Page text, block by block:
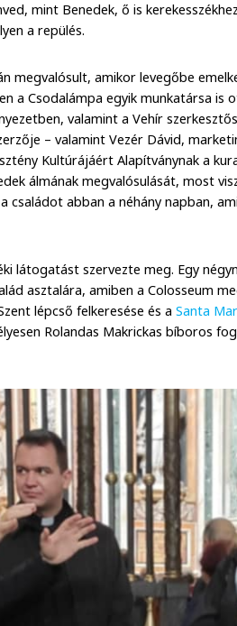
mint Benedek, ő is
a repülés.
megvalósult, amikor levegőbe
a Csodalámpa egyik munkatársa is
valamint a Vehír
– valamint Vezér Dávid,
Kultúrájáért Alapítványnak a
álmának megvalósulását, most
családot abban a néhány napban,
látogatást szervezte meg. Egy
asztalára, amiben a Colosseum
lépcső felkeresése és aSanta
Rolandas Makrickas bíboros